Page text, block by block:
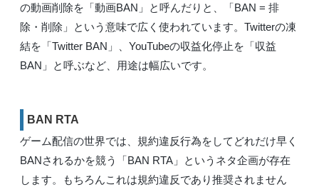
の動画削除を「動画BAN」と呼んだりと、「BAN = 排
除・削除」という意味で広く使われています。Twitterの凍
結を「Twitter BAN」、YouTubeの収益化停止を「収益
BAN」と呼ぶなど、用途は幅広いです。
BAN RTA
ゲーム配信の世界では、規約違反行為をしてどれだけ早く
BANされるかを競う「BAN RTA」というネタ企画が存在
します。もちろんこれは規約違反であり推奨されません